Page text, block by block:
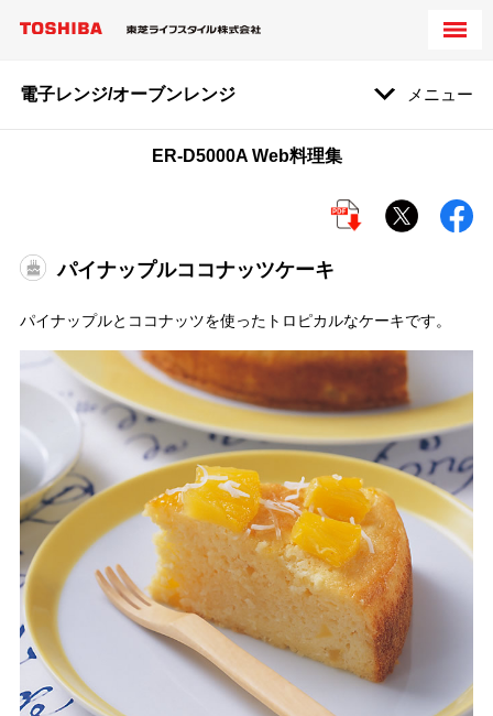
電子レンジ/オーブンレンジ メニュー
ER-D5000A Web料理集
パイナップルココナッツケーキ
パイナップルとココナッツを使ったトロピカルなケーキです。